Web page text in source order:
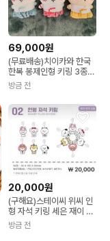
69,000원
(무료배송)치이카와 한국
한복 봉제인형 키링 3종
일괄
방금 전
20,000원
(구해요)스테이씨 위씨 인
형 자석 키링 세은 재이 구
해요 세복이 장뻔뻔
방금 전